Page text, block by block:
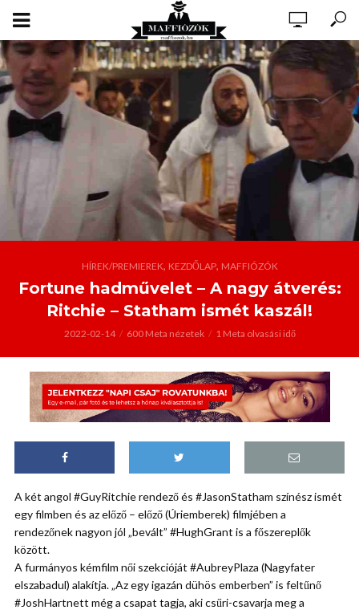
HÍREK/PREMIEREK, KEZDŐLAP, MAFFIÓZÓK
Fortune hadművelet – A nagy átverés:
Ritchie – Statham ismét kaszál!
2022-02-14 600 Meta nézetek 1 Meta olvasási idő
A két angol #GuyRitchie rendező és #JasonStatham színész ismét
egy filmben és az előző – előző (Úriemberek) filmjében a
rendezőnek nagyon jól „bevált” #HughGrant is a főszereplők
között.
A furmányos kémfilm női szekcióját #AubreyPlaza (Nagyfater
elszabadul) alakítja. „Az egy igazán dühös emberben” is feltűnő
#JoshHartnett még a csapat tagja, aki csűri-csavarja meg a